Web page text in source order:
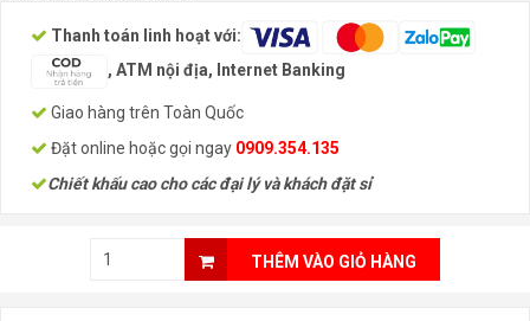
Thanh toán linh hoạt với:
, ATM nội địa, Internet Banking
Giao hàng trên Toàn Quốc
Đặt online hoặc gọi ngay 0909.354.135
Chiết khấu cao cho các đại lý và khách đặt sỉ
THÊM VÀO GIỎ HÀNG